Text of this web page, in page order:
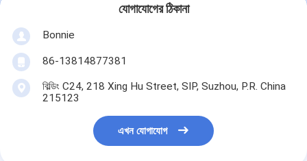
যোগাযোগের ঠিকানা
Bonnie
86-13814877381
বিল্ডিং C24, 218 Xing Hu Street, SIP, Suzhou, P.R. China
215123
এখন যোগাযোগ